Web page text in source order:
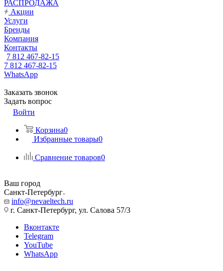
РАСПРОДАЖА
Акции
Услуги
Бренды
Компания
Контакты
7 812 467-82-15
7 812 467-82-15
WhatsApp
Заказать звонок
Задать вопрос
Войти
Корзина0
Избранные товары0
Сравнение товаров0
Ваш город
Санкт-Петербург
info@nevaeltech.ru
г. Санкт-Петербург, ул. Салова 57/3
Вконтакте
Telegram
YouTube
WhatsApp